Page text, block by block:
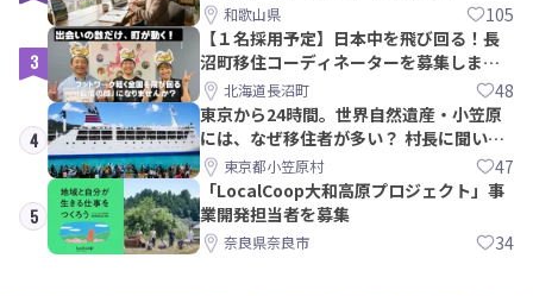
和歌山県 105
3
【１名採用予定】日本中を飛び回る！長
沼町移住コーディネーターを募集しま
す！北海道長沼町 48
4
東京から24時間。世界自然遺産・小笠原
には、なぜ移住者が多い？ 村長に聞いて
みた東京都小笠原村 47
5
「LocalCoop大和高原プロジェクト」事
業開発担当者を募集
奈良県奈良市 34